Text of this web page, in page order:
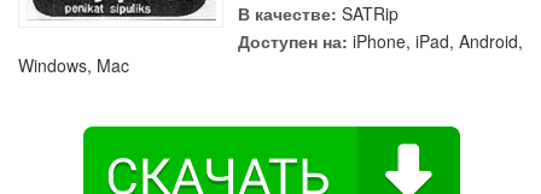
В качестве: SATRip
Доступен на: iPhone, iPad, Android,
Windows, Mac